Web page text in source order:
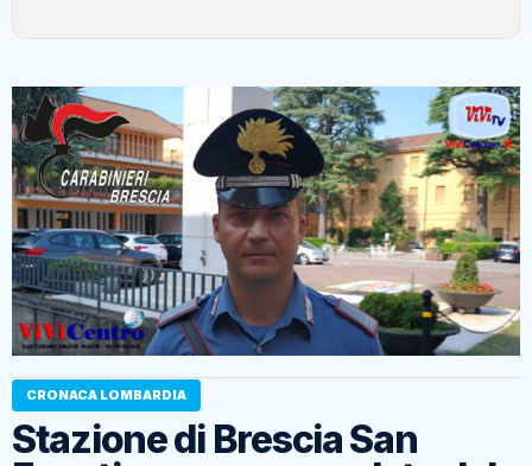
CRONACA LOMBARDIA
Stazione di Brescia San